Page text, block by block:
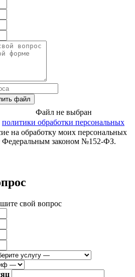
файл
Файл не выбран
политики обработки персональных
на обработку моих персональных
Федеральным законом №152-ФЗ.
свой вопрос